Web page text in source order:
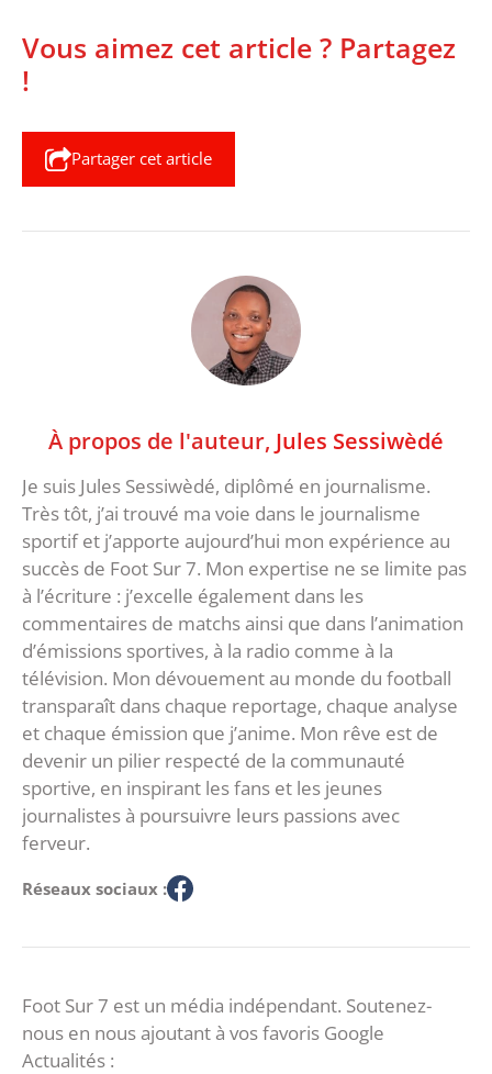
Vous aimez cet article ? Partagez
!
Partager cet article
À propos de l'auteur, Jules Sessiwèdé
Je suis Jules Sessiwèdé, diplômé en journalisme.
Très tôt, j’ai trouvé ma voie dans le journalisme
sportif et j’apporte aujourd’hui mon expérience au
succès de Foot Sur 7. Mon expertise ne se limite pas
à l’écriture : j’excelle également dans les
commentaires de matchs ainsi que dans l’animation
d’émissions sportives, à la radio comme à la
télévision. Mon dévouement au monde du football
transparaît dans chaque reportage, chaque analyse
et chaque émission que j’anime. Mon rêve est de
devenir un pilier respecté de la communauté
sportive, en inspirant les fans et les jeunes
journalistes à poursuivre leurs passions avec
ferveur.
Réseaux sociaux :
Foot Sur 7 est un média indépendant. Soutenez-
nous en nous ajoutant à vos favoris Google
Actualités :